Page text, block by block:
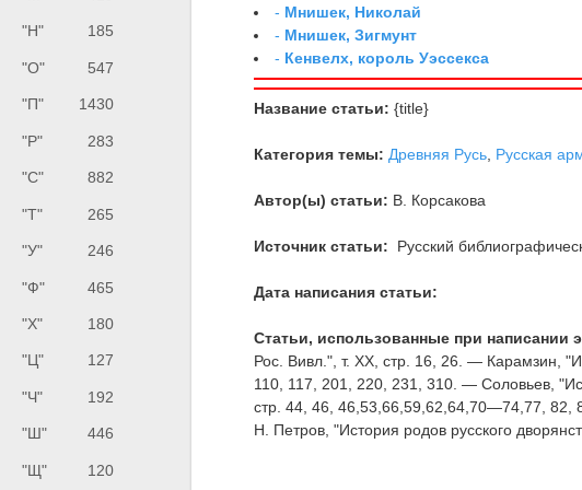
"Н" 185
"О" 547
"П" 1430
"Р" 283
"С" 882
"Т" 265
"У" 246
"Ф" 465
"Х" 180
"Ц" 127
"Ч" 192
"Ш" 446
"Щ" 120
- Мнишек, Николай
- Мнишек, Зигмунт
- Кенвелх, король Уэссекса
Название статьи: {title}
Категория темы: Древняя Русь Русская
Автор(ы) статьи: В. Корсакова
Источник статьи: Русский
Дата написания статьи:
Статьи, использованные при написании
Рос. Вивл.", т. XX, стр. 16, 26. — Карамзин,
110, 117, 201, 220, 231, 310. — Соловьев,
стр. 44, 46, 46,53,66,59,62,64,70—74,77,
Н. Петров, "История родов русского